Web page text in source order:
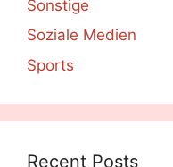
Sonstige
Soziale Medien
Sports
Recent Posts